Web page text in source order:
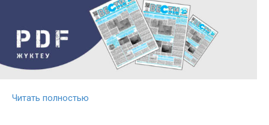
Читать полностью